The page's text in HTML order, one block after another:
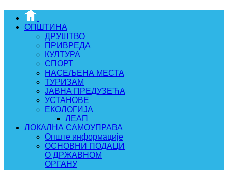
ОПШТИНА
ДРУШТВО
ПРИВРЕДА
КУЛТУРА
СПОРТ
НАСЕЉЕНА МЕСТА
ТУРИЗАМ
ЈАВНА ПРЕДУЗЕЋА
УСТАНОВЕ
ЕКОЛОГИЈА
ЛЕАП
ЛОКАЛНА САМОУПРАВА
Опште информације
ОСНОВНИ ПОДАЦИ
О ДРЖАВНОМ
ОРГАНУ